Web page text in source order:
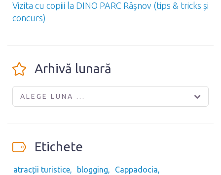
Vizita cu copiii la DINO PARC Râşnov (tips & tricks și
concurs)
Arhivă lunară
ALEGE LUNA ...
Etichete
atracții turistice blogging
Cappadocia